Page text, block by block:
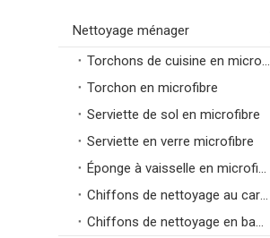
Nettoyage ménager
Torchons de cuisine en microfibre
Torchon en microfibre
Serviette de sol en microfibre
Serviette en verre microfibre
Éponge à vaisselle en microfibre
Chiffons de nettoyage au carbone
Chiffons de nettoyage en bambou